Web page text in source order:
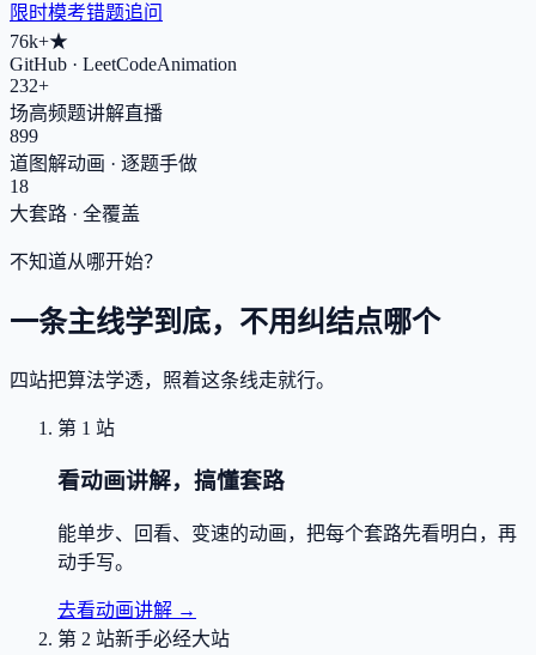
限时模考错题追问
76k+★
GitHub · LeetCodeAnimation
232+
场高频题讲解直播
899
道图解动画 · 逐题手做
18
大套路 · 全覆盖
不知道从哪开始？
一条主线学到底，不用纠结点哪个
四站把算法学透，照着这条线走就行。
第 1 站
看动画讲解，搞懂套路
能单步、回看、变速的动画，把每个套路先看明白，再
动手写。
去看动画讲解 →
第 2 站新手必经大站